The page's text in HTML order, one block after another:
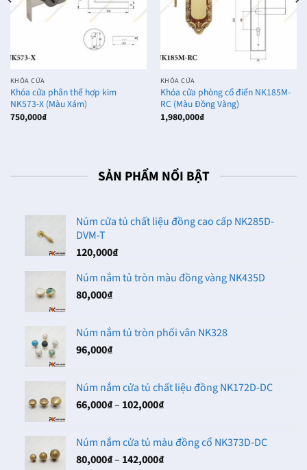
KHÓA CỬA
Khóa cửa phân thể hợp kim
NK573-X (Màu Xám)
750,000₫
KHÓA CỬA
Khóa cửa phòng cổ điển NK185M-
RC (Màu Đồng Vàng)
1,980,000₫
SẢN PHẨM NỔI BẬT
Núm cửa tủ chất liệu đồng cao cấp NK285D-
DVM-T
120,000₫
Núm nắm tủ tròn màu đồng vàng NK435D
80,000₫
Núm nắm tủ tròn phối vân NK328
96,000₫
Núm nắm cửa tủ chất liệu đồng NK172D-DC
66,000₫– 102,000₫Khoảng
66,000₫
đến
Núm nắm cửa tủ màu đồng cổ NK373D-DC
80,000₫– 142,000₫Khoảng